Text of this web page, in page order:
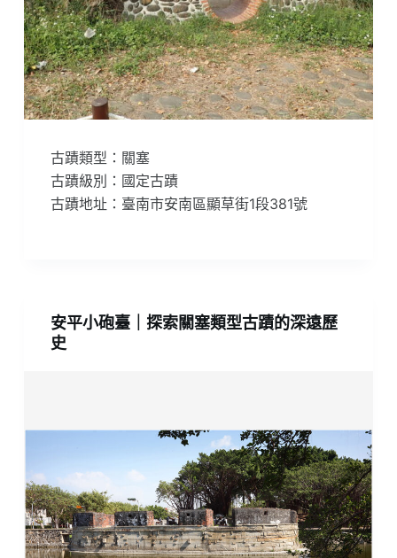
古蹟類型：關塞
古蹟級別：國定古蹟
古蹟地址：臺南市安南區顯草街1段381號
安平小砲臺｜探索關塞類型古蹟的深遠歷
史